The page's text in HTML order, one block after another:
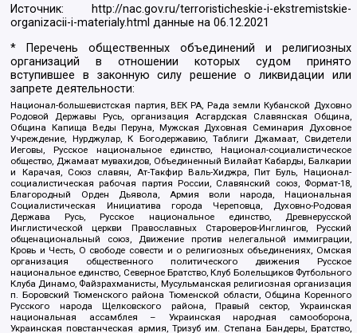
Источник:
http://nac.gov.ru/terroristicheskie-i-ekstremistskie-
organizacii-i-materialy.html данные на06.12.2021
* Перечень общественных объединений и религиозных
организаций в отношении которых судом принято
вступившее в законную силу решение о ликвидации или
запрете деятельности:
Национал-большевистская партия, ВЕК РА, Рада земли Кубанской Духовно
Родовой Державы Русь, организация Асгардская Славянская Община,
Община Капища Веды Перуна, Мужская Духовная Семинария Духовное
Учреждение, Нурджулар, К Богодержавию, Таблиги Джамаат, Свидетели
Иеговы, Русское национальное единство, Национал-социалистическое
общество, Джамаат мувахидов, Объединенный Вилайат Кабарды, Балкарии
и Карачая, Союз славян, Ат-Такфир Валь-Хиджра, Пит Буль, Национал-
социалистическая рабочая партия России, Славянский союз, Формат-18,
Благородный Орден Дьявола, Армия воли народа, Национальная
Социалистическая Инициатива города Череповца, Духовно-Родовая
Держава Русь, Русское национальное единство, Древнерусской
Инглистической церкви Православных Староверов-Инглингов, Русский
общенациональный союз, Движение против нелегальной иммиграции,
Кровь и Честь, О свободе совести и о религиозных объединениях, Омская
организация общественного политического движения Русское
национальное единство, Северное Братство, Клуб Болельщиков Футбольного
Клуба Динамо, Файзрахманисты, Мусульманская религиозная организация
п. Боровский Тюменского района Тюменской области, Община Коренного
Русского народа Щелковского района, Правый сектор, Украинская
национальная ассамблея – Украинская народная самооборона,
Украинская повстанческая армия, Тризуб им. Степана Бандеры, Братство,